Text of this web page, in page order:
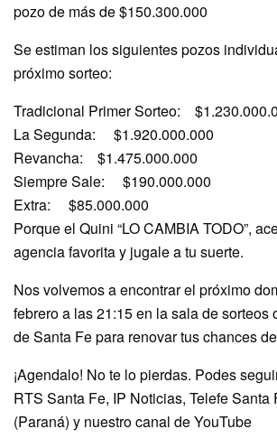
pozo de más de $150.300.000
Se estiman los siguientes pozos
próximo sorteo:
Tradicional Primer Sorteo:
La Segunda: $1.920.000.000
Revancha: $1.475.000.000
Siempre Sale: $190.000.000
Extra: $85.000.000
Porque el Quini “LO CAMBIA TODO”,
agencia favorita y jugale a tu suerte.
Nos volvemos a encontrar el próximo
febrero a las 21:15 en la sala de sorteos
de Santa Fe para renovar tus chances
¡Agendalo! No te lo pierdas. Podes
RTS Santa Fe, IP Noticias, Telefe Santa
(Paraná) y nuestro canal de YouTube